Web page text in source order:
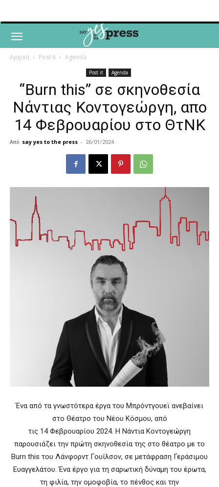
Αρχική Post it Agenda
Post it Agenda
“Burn this” σε σκηνοθεσία
Νάντιας Κοντογεώργη, απο
14 Φεβρουαρίου στο ΘτΝΚ
Από say yes to the press - 26/01/2024
Ένα από τα γνωστότερα έργα του Μπρόντγουεϊ ανεβαίνει
στο Θέατρο του Νέου Κόσμου, από
τις 14 Φεβρουαρίου 2024. Η Νάντια Κοντογεώργη
παρουσιάζει την πρώτη σκηνοθεσία της στο θέατρο με το
Burn this του Λάνφορντ Γουίλσον, σε μετάφραση Γεράσιμου
Ευαγγελάτου. Ένα έργο για τη σαρωτική δύναμη του έρωτα,
τη φιλία, την ομοφοβία, το πένθος και την